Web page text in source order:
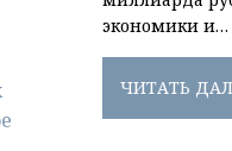
экономики и…
ЧИТАТЬ